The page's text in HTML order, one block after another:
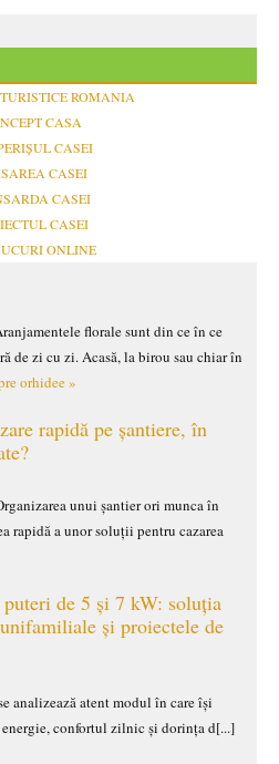
ROMANIA
CASA
CASEI
CASEI
CASEI
CASEI
ONLINE
florale sunt din ce în ce
de zi cu zi. Acasă, la birou sau chiar în
orhidee »
rapidă pe șantiere, în
unui șantier ori munca în
rapidă a unor soluții pentru cazarea
de 5 și 7 kW: soluția
și proiectele de
analizează atent modul în care își
confortul zilnic și dorința d[...]